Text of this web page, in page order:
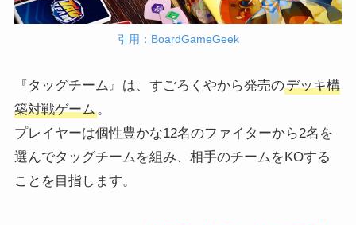
引用：BoardGameGeek
『タッグチーム』は、すごろくやから発売のデッキ構
築対戦ゲーム。
プレイヤーは個性豊かな12名のファイターから2名を
選んでタッグチームを組み、相手のチームをKOする
ことを目指します。